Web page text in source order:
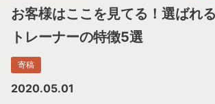
お客様はここを見てる！選ばれ
トレーナーの特徴5選
寄稿
2020.05.01